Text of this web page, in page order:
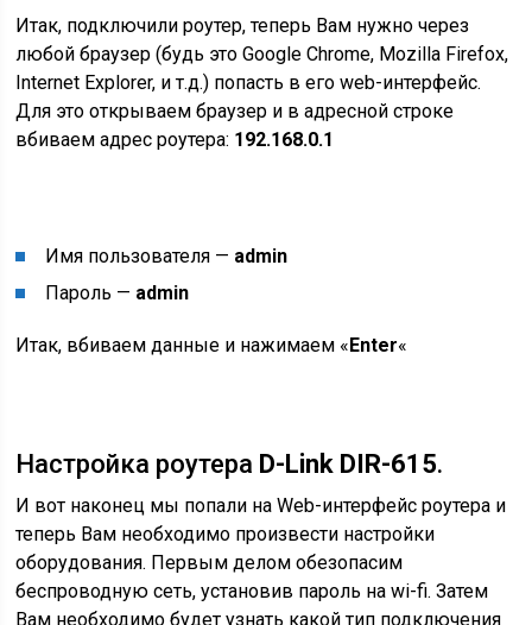
Итак, подключили роутер, теперь Вам нужно через
любой браузер (будь это Google Chrome, Mozilla Firefox,
Internet Explorer, и т.д.) попасть в его web-интерфейс.
Для это открываем браузер и в адресной строке
вбиваем адрес роутера: 192.168.0.1
Имя пользователя — admin
Пароль — admin
Итак, вбиваем данные и нажимаем «Enter«
Настройка роутера D-Link DIR-615.
И вот наконец мы попали на Web-интерфейс роутера и
теперь Вам необходимо произвести настройки
оборудования. Первым делом обезопасим
беспроводную сеть, установив пароль на wi-fi. Затем
Вам необходимо будет узнать какой тип подключения